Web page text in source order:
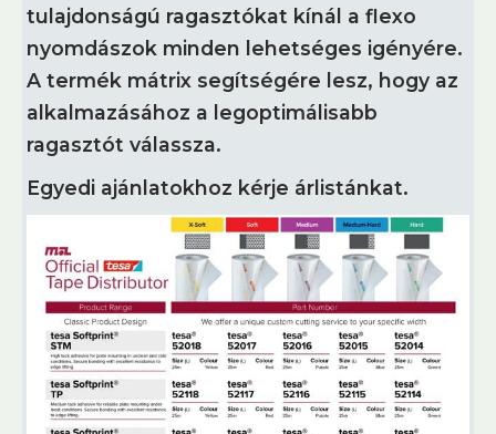
tulajdonságú ragasztókat kínál a flexo
nyomdászok minden lehetséges igényére.
A termék mátrix segítségére lesz, hogy az
alkalmazásához a legoptimálisabb
ragasztót válassza.
Egyedi ajánlatokhoz kérje árlistánkat.